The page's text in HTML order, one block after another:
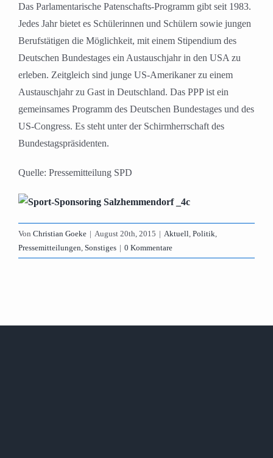
Das Parlamentarische Patenschafts-Programm gibt seit 1983.
Jedes Jahr bietet es Schülerinnen und Schülern sowie jungen
Berufstätigen die Möglichkeit, mit einem Stipendium des
Deutschen Bundestages ein Austauschjahr in den USA zu
erleben. Zeitgleich sind junge US-Amerikaner zu einem
Austauschjahr zu Gast in Deutschland. Das PPP ist ein
gemeinsames Programm des Deutschen Bundestages und des
US-Congress. Es steht unter der Schirmherrschaft des
Bundestagspräsidenten.
Quelle: Pressemitteilung SPD
Von Christian Goeke | August 20th, 2015 | Aktuell, Politik,
Pressemitteilungen, Sonstiges | 0 Kommentare